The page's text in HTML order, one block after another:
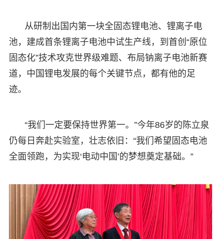
从研制出国内第一块全固态锂电池、锂离子电
池，建成首条锂离子电池中试生产线，到首创“原位
固态化”技术攻克世界级难题、布局钠离子电池新赛
道，中国锂电发展的每个关键节点，都有他的足
迹。
“我们一定要保持世界第一。”今年86岁的陈立泉
仍每日奔赴实验室，壮志依旧：“我们希望固态电池
全面领跑，为实现‘电动中国’的梦想奠定基础。”